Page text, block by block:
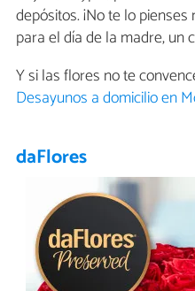
depósitos. ¡No te lo
para el día de la madre, un
Y si las flores no te
Desayunos a domicilio en
daFlores